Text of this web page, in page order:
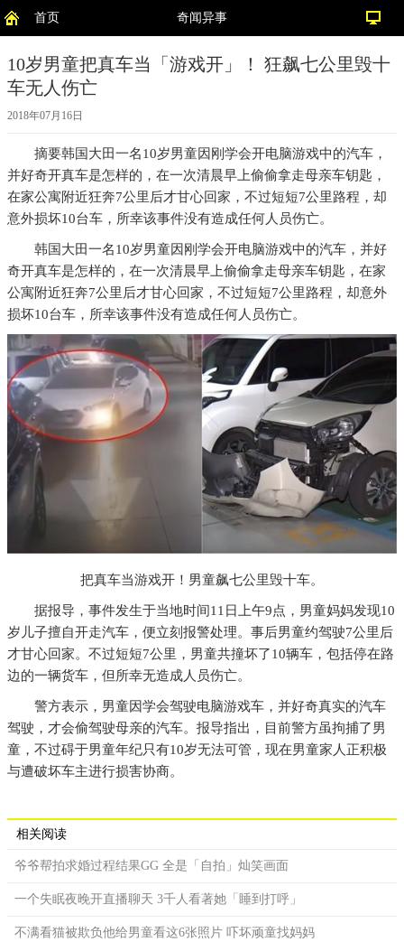
首页 奇闻异事
10岁男童把真车当「游戏开」！ 狂飙七公里毁十
车无人伤亡
2018年07月16日
摘要韩国大田一名10岁男童因刚学会开电脑游戏中的汽车，
并好奇开真车是怎样的，在一次清晨早上偷偷拿走母亲车钥匙，
在家公寓附近狂奔7公里后才甘心回家，不过短短7公里路程，却
意外损坏10台车，所幸该事件没有造成任何人员伤亡。
韩国大田一名10岁男童因刚学会开电脑游戏中的汽车，并好
奇开真车是怎样的，在一次清晨早上偷偷拿走母亲车钥匙，在家
公寓附近狂奔7公里后才甘心回家，不过短短7公里路程，却意外
损坏10台车，所幸该事件没有造成任何人员伤亡。
把真车当游戏开！男童飙七公里毁十车。
据报导，事件发生于当地时间11日上午9点，男童妈妈发现10
岁儿子擅自开走汽车，便立刻报警处理。事后男童约驾驶7公里后
才甘心回家。不过短短7公里，男童共撞坏了10辆车，包括停在路
边的一辆货车，但所幸无造成人员伤亡。
警方表示，男童因学会驾驶电脑游戏车，并好奇真实的汽车
驾驶，才会偷驾驶母亲的汽车。报导指出，目前警方虽拘捕了男
童，不过碍于男童年纪只有10岁无法可管，现在男童家人正积极
与遭破坏车主进行损害协商。
相关阅读
爷爷帮拍求婚过程结果GG 全是「自拍」灿笑画面
一个失眠夜晚开直播聊天 3千人看著她「睡到打呼」
不满看猫被欺负他给男童看这6张照片 吓坏顽童找妈妈